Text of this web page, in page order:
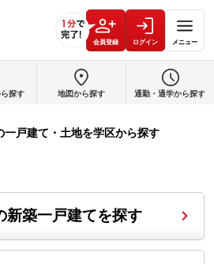
会員登録 ログイン メニュー
探す 地図から探す 通勤・通学から探す
一戸建て・土地を学区から探す
新築一戸建てを探す